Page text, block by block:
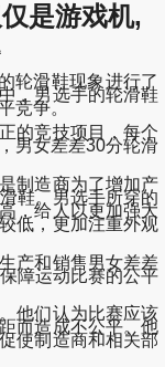
是游戏机,
轮滑鞋现象进行了
，男选手的轮滑鞋
竞争。
的竞技项目，每个
男女差差30分轮滑
制造商为了增加产
鞋。男选手所穿的
，给人以更加强大
低，更加注重外观
产和销售男女差差
障运动比赛的公平
他们认为比赛应该
而造成不公平。他
使制造商和相关部